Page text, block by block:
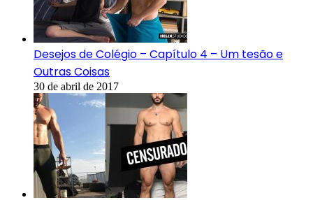
Desejos de Colégio – Capítulo 4 – Um tesão e
Outras Coisas
30 de abril de 2017